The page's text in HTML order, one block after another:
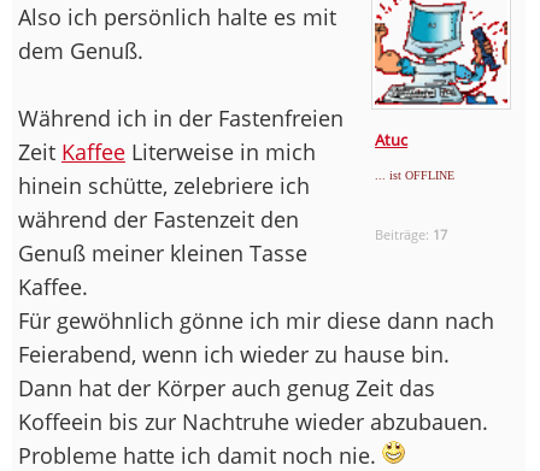
Atuc
... ist OFFLINE
Beiträge: 17
Also ich persönlich halte es mit
dem Genuß.
Während ich in der Fastenfreien
Zeit Kaffee Literweise in mich
hinein schütte, zelebriere ich
während der Fastenzeit den
Genuß meiner kleinen Tasse
Kaffee.
Für gewöhnlich gönne ich mir diese dann nach
Feierabend, wenn ich wieder zu hause bin.
Dann hat der Körper auch genug Zeit das
Koffeein bis zur Nachtruhe wieder abzubauen.
Probleme hatte ich damit noch nie.